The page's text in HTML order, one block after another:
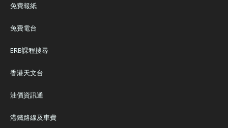
免費報紙
免費電台
ERB課程搜尋
香港天文台
油價資訊通
港鐵路線及車費